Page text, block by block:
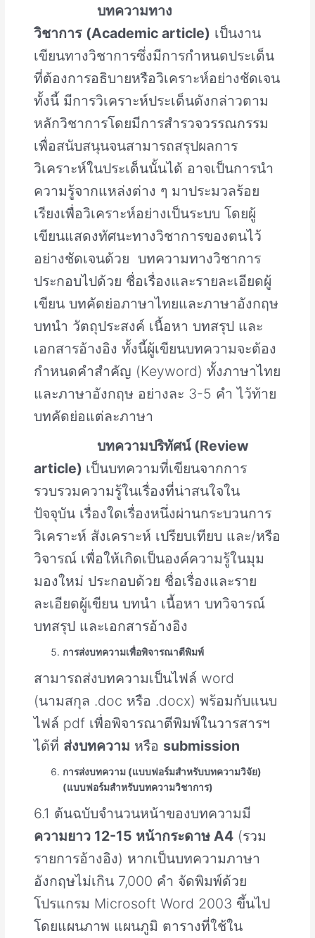
บทความทาง
วิชาการ (Academic article) เป็นงาน
เขียนทางวิชาการซึ่งมีการกําหนดประเด็น
ที่ต้องการอธิบายหรือวิเคราะห์อย่างชัดเจน
ทั้งนี้ มีการวิเคราะห์ประเด็นดังกล่าวตาม
หลักวิชาการโดยมีการสํารวจวรรณกรรม
เพื่อสนับสนุนจนสามารถสรุปผลการ
วิเคราะห์ในประเด็นนั้นได้ อาจเป็นการนำ
ความรู้จากแหล่งต่าง ๆ มาประมวลร้อย
เรียงเพื่อวิเคราะห์อย่างเป็นระบบ โดยผู้
เขียนแสดงทัศนะทางวิชาการของตนไว้
อย่างชัดเจนด้วย บทความทางวิชาการ
ประกอบไปด้วย ชื่อเรื่องและรายละเอียดผู้
เขียน บทคัดย่อภาษาไทยและภาษาอังกฤษ
บทนำ วัตถุประสงค์ เนื้อหา บทสรุป และ
เอกสารอ้างอิง ทั้งนี้ผู้เขียนบทความจะต้อง
กำหนดคำสำคัญ (Keyword) ทั้งภาษาไทย
และภาษาอังกฤษ อย่างละ 3-5 คำ ไว้ท้าย
บทคัดย่อแต่ละภาษา
บทความปริทัศน์ (Review
article) เป็นบทความที่เขียนจากการ
รวบรวมความรู้ในเรื่องที่น่าสนใจใน
ปัจจุบัน เรื่องใดเรื่องหนึ่งผ่านกระบวนการ
วิเคราะห์ สังเคราะห์ เปรียบเทียบ และ/หรือ
วิจารณ์ เพื่อให้เกิดเป็นองค์ความรู้ในมุม
มองใหม่ ประกอบด้วย ชื่อเรื่องและราย
ละเอียดผู้เขียน บทนำ เนื้อหา บทวิจารณ์
บทสรุป และเอกสารอ้างอิง
การส่งบทความเพื่อพิจารณาตีพิมพ์
สามารถส่งบทความเป็นไฟล์ word
(นามสกุล .doc หรือ .docx) พร้อมกับแนบ
ไฟล์ pdf เพื่อพิจารณาตีพิมพ์ในวารสารฯ
ได้ที่ ส่งบทความ หรือ submission
การส่งบทความ (แบบฟอร์มสำหรับบทความวิจัย)
(แบบฟอร์มสำหรับบทความวิชาการ)
6.1 ต้นฉบับจำนวนหน้าของบทความมี
ความยาว 12-15 หน้ากระดาษ A4 (รวม
รายการอ้างอิง) หากเป็นบทความภาษา
อังกฤษไม่เกิน 7,000 คำ จัดพิมพ์ด้วย
โปรแกรม Microsoft Word 2003 ขึ้นไป
โดยแผนภาพ แผนภูมิ ตารางที่ใช้ใน